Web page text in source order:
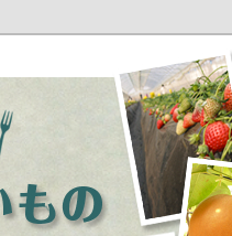
いもの食べ歩